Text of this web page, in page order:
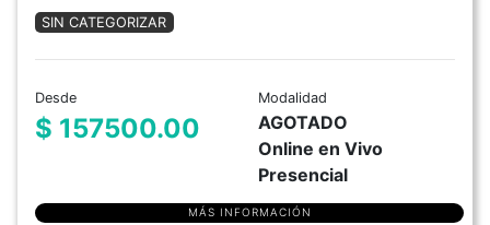
SIN CATEGORIZAR
Desde
$ 157500.00
Modalidad
AGOTADO
Online en Vivo
Presencial
MÁS INFORMACIÓN